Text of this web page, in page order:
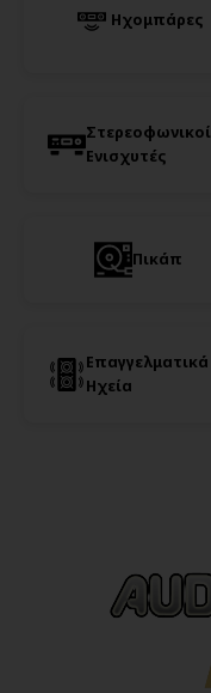
Ηχομπάρες
Στερεοφωνικοί
Ενισχυτές
Πικάπ
Επαγγελματικά
Ηχεία